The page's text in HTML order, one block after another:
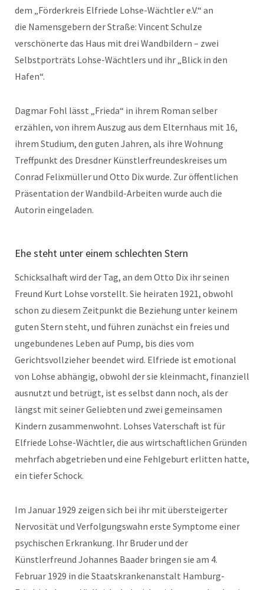
dem „Förderkreis Elfriede Lohse-Wächtler e.V.“ an
die Namensgebern der Straße: Vincent Schulze
verschönerte das Haus mit drei Wandbildern – zwei
Selbstporträts Lohse-Wächtlers und ihr „Blick in den
Hafen“.
Dagmar Fohl lässt „Frieda“ in ihrem Roman selber
erzählen, von ihrem Auszug aus dem Elternhaus mit 16,
ihrem Studium, den guten Jahren, als ihre Wohnung
Treffpunkt des Dresdner Künstlerfreundeskreises um
Conrad Felixmüller und Otto Dix wurde. Zur öffentlichen
Präsentation der Wandbild-Arbeiten wurde auch die
Autorin eingeladen.
Ehe steht unter einem schlechten Stern
Schicksalhaft wird der Tag, an dem Otto Dix ihr seinen
Freund Kurt Lohse vorstellt. Sie heiraten 1921, obwohl
schon zu diesem Zeitpunkt die Beziehung unter keinem
guten Stern steht, und führen zunächst ein freies und
ungebundenes Leben auf Pump, bis dies vom
Gerichtsvollzieher beendet wird. Elfriede ist emotional
von Lohse abhängig, obwohl der sie kleinmacht, finanziell
ausnutzt und betrügt, ist es selbst dann noch, als der
längst mit seiner Geliebten und zwei gemeinsamen
Kindern zusammenwohnt. Lohses Vaterschaft ist für
Elfriede Lohse-Wächtler, die aus wirtschaftlichen Gründen
mehrfach abgetrieben und eine Fehlgeburt erlitten hatte,
ein tiefer Schock.
Im Januar 1929 zeigen sich bei ihr mit übersteigerter
Nervosität und Verfolgungswahn erste Symptome einer
psychischen Erkrankung. Ihr Bruder und der
Künstlerfreund Johannes Baader bringen sie am 4.
Februar 1929 in die Staatskrankenanstalt Hamburg-